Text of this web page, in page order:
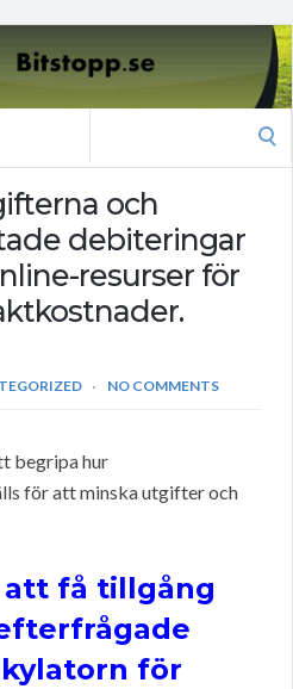
och
debiteringar
resurser för
NO COMMENTS
begripa hur
för att minska utgifter och
att få tillgång
för